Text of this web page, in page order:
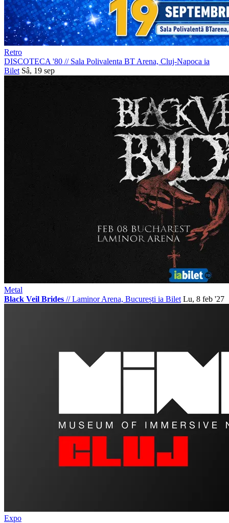
Retro
DISCOTECA '80 //Sala Polivalenta BT Arena, Cluj-Napoca ia
Bilet Sâ, 19 sep
Metal
Black Veil Brides //Laminor Arena, București ia Bilet Lu, 8 feb '27
Expo